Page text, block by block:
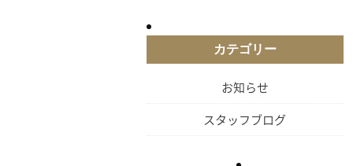
カテゴリー
お知らせ
スタッフブログ